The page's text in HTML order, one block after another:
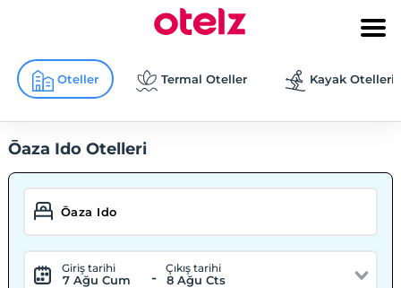
Oteller Termal Oteller Kayak Otelleri
Ōaza Ido Otelleri
Giriş tarihi
7 Ağu Cum -
Çıkış tarihi
8 Ağu Cts